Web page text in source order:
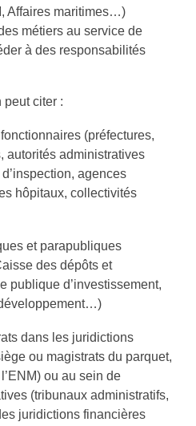
Affaires maritimes…)
métiers au service de
à des responsabilités
peut citer :
(préfectures,
autorités administratives
agences
hôpitaux, collectivités
et parapubliques
des dépôts et
publique d’investissement,
dans les juridictions
ou magistrats du parquet,
ou au sein de
(tribunaux administratifs,
juridictions financières